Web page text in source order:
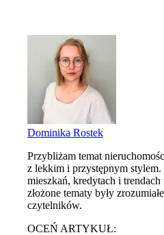
Dominika Rostek
Przybliżam temat
z lekkim i przystępnym
mieszkań, kredytach i
złożone tematy były
czytelników.
OCEŃ ARTYKUŁ: